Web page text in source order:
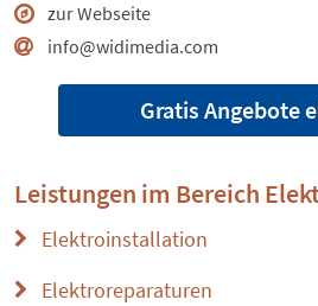
zur Webseite
info@widimedia.com
Gratis Angebote
Leistungen im Bereich
Elektroinstallation
Elektroreparaturen